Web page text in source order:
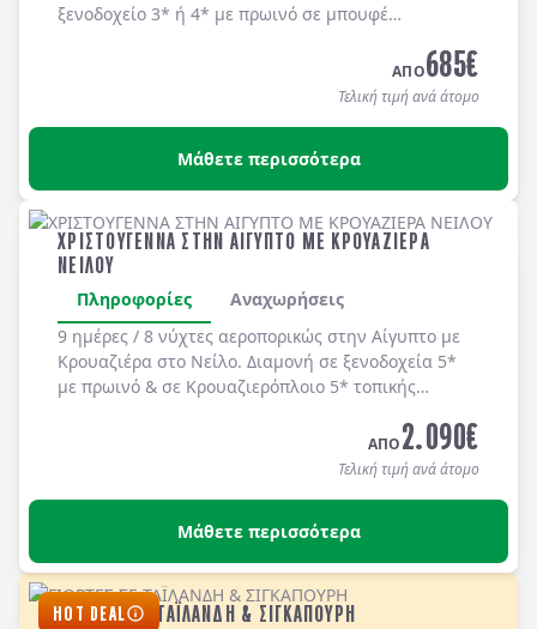
ξενοδοχείο 3* ή 4* με πρωινό σε μπουφέ
ΑΠΟ685€
Τελική τιμή ανά άτομο
Μάθετε περισσότερα
ΧΡΙΣΤΟΥΓΕΝΝΑ ΣΤΗΝ ΑΙΓΥΠΤΟ ΜΕ ΚΡΟΥΑΖΙΕΡΑ
ΝΕΙΛΟΥ
Πληροφορίες
Αναχωρήσεις
9 ημέρες / 8 νύχτες αεροπορικώς στην Αίγυπτο με
Κρουαζιέρα στο Νείλο. Διαμονή σε ξενοδοχεία 5*
με πρωινό & σε Κρουαζιερόπλοιο 5* τοπικής
ΑΠΟ2.090€
Τελική τιμή ανά άτομο
Μάθετε περισσότερα
HOT DEAL
ΓΙΟΡΤΕΣ ΣΕ ΤΑΪΛΑΝΔΗ & ΣΙΓΚΑΠΟΥΡΗ